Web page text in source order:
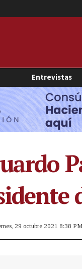
Entrevistas
29 octubre 2021 8:38 PM